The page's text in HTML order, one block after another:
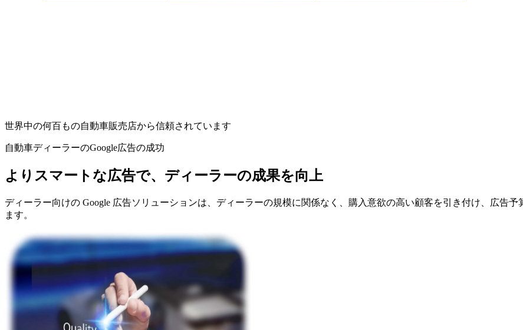
世界中の何百もの自動車販売店から信頼されています
自動車ディーラーのGoogle広告の成功
よりスマートな広告で、ディーラーの成果を向上
ディーラー向けの Google 広告ソリューションは、ディーラーの規模に関係なく、購入意欲の高い顧客を引き付け、広告
ます。